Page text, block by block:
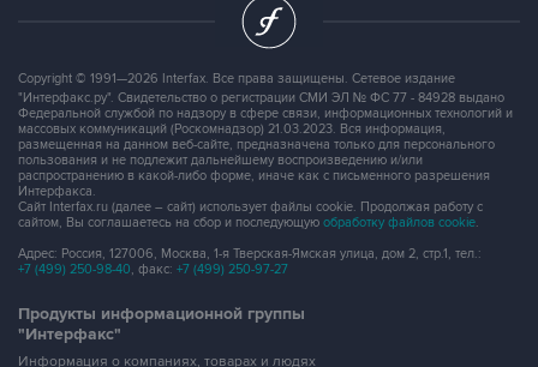
Copyright © 1991—2026 Interfax. Все права защищены. Сетевое издание
"Интерфакс.ру". Свидетельство о регистрации СМИ ЭЛ № ФС 77 - 84928 выдано
Федеральной службой по надзору в сфере связи, информационных технологий и
массовых коммуникаций (Роскомнадзор) 21.03.2023. Вся информация,
размещенная на данном веб-сайте, предназначена только для персонального
пользования и не подлежит дальнейшему воспроизведению и/или
распространению в какой-либо форме, иначе как с письменного разрешения
Интерфакса.
Сайт Interfax.ru (далее – сайт) использует файлы cookie. Продолжая работу с
сайтом, Вы соглашаетесь на сбор и последующую обработку файлов cookie.
Адрес: Россия, 127006, Москва, 1-я Тверская-Ямская улица, дом 2, стр.1, тел.:
+7 (499) 250-98-40, факс: +7 (499) 250-97-27
Продукты информационной группы
"Интерфакс"
Информация о компаниях, товарах и людях